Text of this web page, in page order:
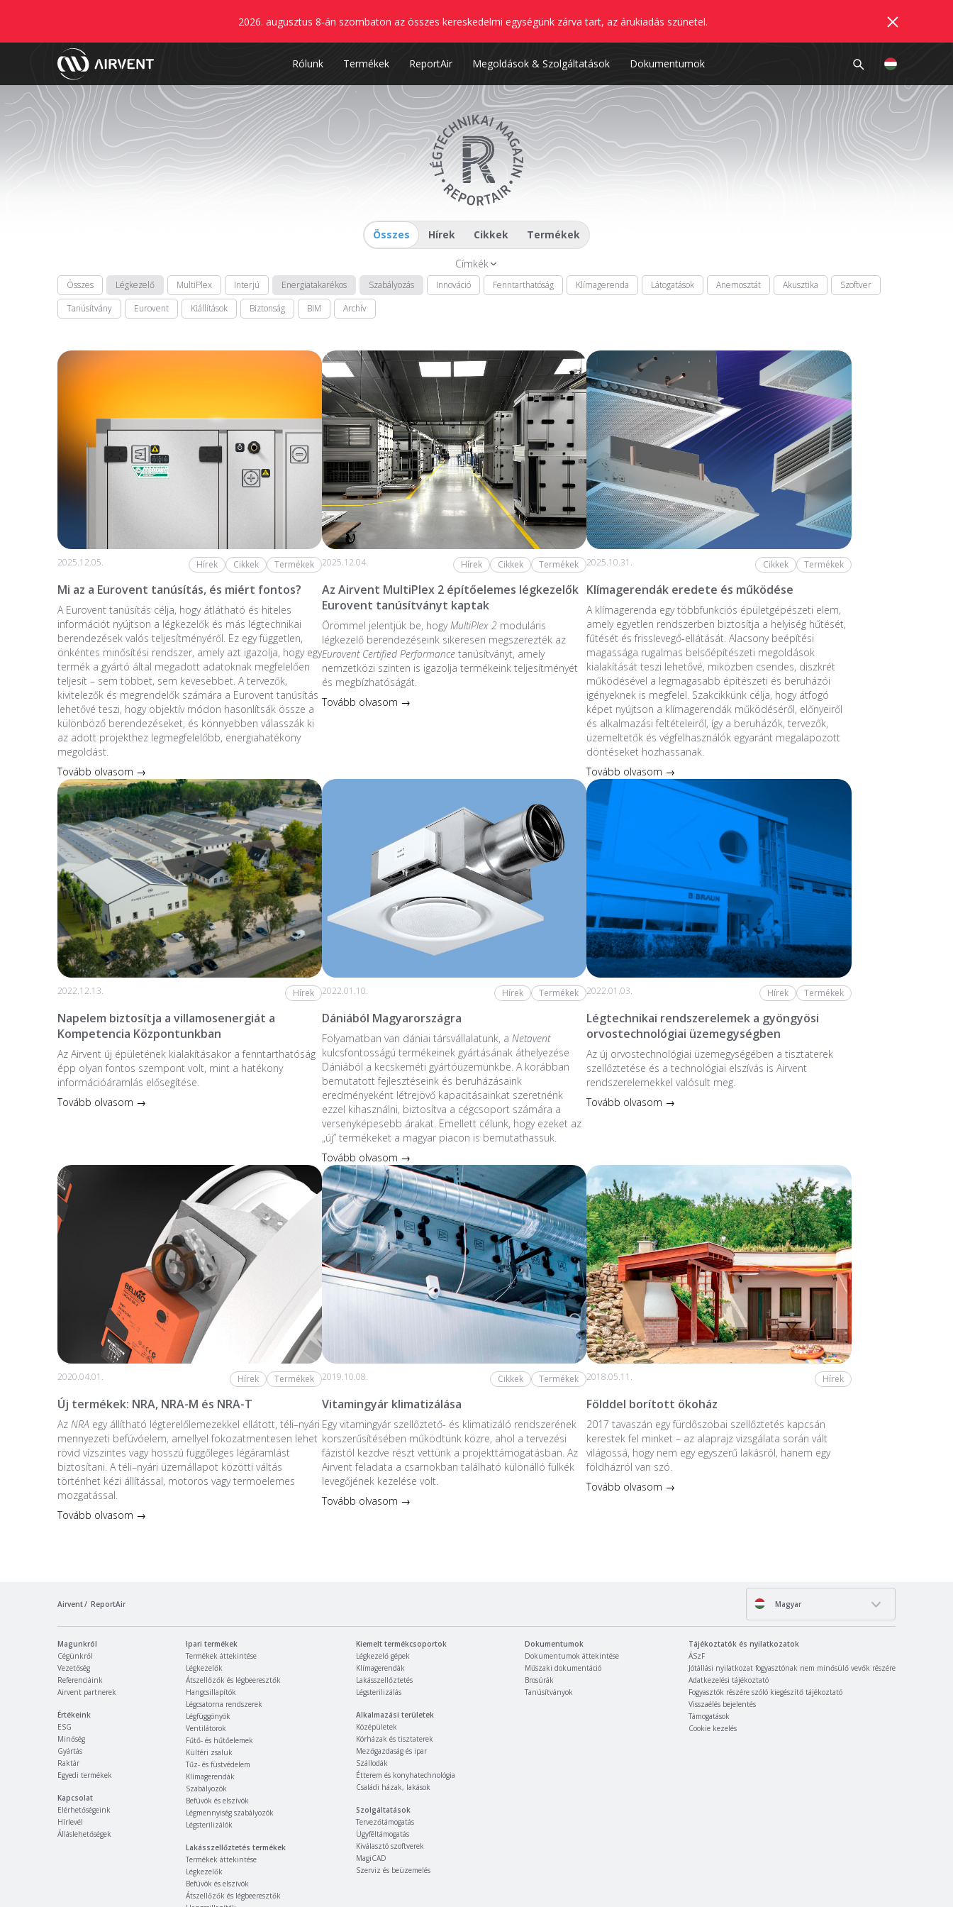
2026. augusztus 8-án szombaton az összes kereskedelmi egységünk zárva tart, az árukiadás szünetel.
Rólunk Termékek ReportAir Megoldások & Szolgáltatások Dokumentumok
Összes Hírek Cikkek Termékek
Címkék
Összes Légkezelő MultiPlex Interjú Energiatakarékos Szabályozás Innováció Fenntarthatóság Klímagerenda Látogatások Anemosztát Akusztika
Szoftver
Tanúsítvány
Eurovent Kiállítások Biztonság BIM Archív
2025.12.05. Hírek Cikkek Termékek
Mi az a Eurovent tanúsítás, és miért fontos?
A Eurovent tanúsítás célja, hogy átlátható és hiteles
információt nyújtson a légkezelők és más légtechnikai
berendezések valós teljesítményéről. Ez egy független,
önkéntes minősítési rendszer, amely azt igazolja, hogy egy
termék a gyártó által megadott adatoknak megfelelően
teljesít – sem többet, sem kevesebbet. A tervezők,
kivitelezők és megrendelők számára a Eurovent tanúsítás
lehetővé teszi, hogy objektív módon hasonlítsák össze a
különböző berendezéseket, és könnyebben válasszák ki
az adott projekthez legmegfelelőbb, energiahatékony
megoldást.
Tovább olvasom →
2025.12.04. Hírek Cikkek Termékek
Az Airvent MultiPlex 2 építőelemes légkezelők
Eurovent tanúsítványt kaptak
Örömmel jelentjük be, hogyMultiPlex 2moduláris
légkezelő berendezéseink sikeresen megszerezték az
Eurovent Certified Performancetanúsítványt, amely
nemzetközi szinten is igazolja termékeink teljesítményét
és megbízhatóságát.
Tovább olvasom →
2025.10.31. Cikkek Termékek
Klímagerendák eredete és működése
A klímagerenda egy többfunkciós épületgépészeti elem,
amely egyetlen rendszerben biztosítja a helyiség hűtését,
fűtését és frisslevegő-ellátását. Alacsony beépítési
magassága rugalmas belsőépítészeti megoldások
kialakítását teszi lehetővé, miközben csendes, diszkrét
működésével a legmagasabb építészeti és beruházói
igényeknek is megfelel. Szakcikkünk célja, hogy átfogó
képet nyújtson a klímagerendák működéséről, előnyeiről
és alkalmazási feltételeiről, így a beruházók, tervezők,
üzemeltetők és végfelhasználók egyaránt megalapozott
döntéseket hozhassanak.
Tovább olvasom →
2022.12.13. Hírek
Napelem biztosítja a villamosenergiát a
Kompetencia Központunkban
Az Airvent új épületének kialakításakor a fenntarthatóság
épp olyan fontos szempont volt, mint a hatékony
információáramlás elősegítése.
Tovább olvasom →
2022.01.10. Hírek Termékek
Dániából Magyarországra
Folyamatban van dániai társvállalatunk, a Netavent
kulcsfontosságú termékeinek gyártásának áthelyezése
Dániából a kecskeméti gyártóüzemünkbe. A korábban
bemutatott fejlesztéseink és beruházásaink
eredményeként létrejövő kapacitásainkat szeretnénk
ezzel kihasználni, biztosítva a cégcsoport számára a
versenyképesebb árakat. Emellett célunk, hogy ezeket az
„új” termékeket a magyar piacon is bemutathassuk.
Tovább olvasom →
2022.01.03. Hírek Termékek
Légtechnikai rendszerelemek a gyöngyösi
orvostechnológiai üzemegységben
Az új orvostechnológiai üzem­egységében a tiszta­terek
szellőztetése és a technológiai elszívás is Airvent
rendszerelemekkel valósult meg.
Tovább olvasom →
2020.04.01. Hírek Termékek
Új termékek: NRA, NRA-M és NRA-T
Az NRA egy állítható légterelőlemezekkel ellátott, téli–nyári
mennyezeti befúvóelem, amellyel fokozatmentesen lehet
rövid vízszintes vagy hosszú függőleges légáramlást
biztosítani. A téli–nyári üzemállapot közötti váltás
történhet kézi állítással, motoros vagy termoelemes
mozgatással.
Tovább olvasom →
2019.10.08. Cikkek Termékek
Vitamingyár klimatizálása
Egy vitamingyár szellőztető- és klimatizáló rendszerének
korszerűsítésében működtünk közre, ahol a tervezési
fázistól kezdve részt vettünk a projekttámogatásban. Az
Airvent feladata a csarnokban található különálló fülkék
levegőjének kezelése volt.
Tovább olvasom →
2018.05.11. Hírek
Földdel borított ökoház
2017 tavaszán egy fürdőszobai szellőztetés kapcsán
kerestek fel minket – az alaprajz vizsgálata során vált
világossá, hogy nem egy egyszerű lakásról, hanem egy
földházról van szó.
Tovább olvasom →
Airvent ReportAir Magyar
Magunkról
Cégünkről
Vezetőség
Referenciáink
Airvent partnerek
Értékeink
ESG
Minőség
Gyártás
Raktár
Egyedi termékek
Kapcsolat
Elérhetőségeink
Hírlevél
Álláslehetőségek
Ipari termékek
Termékek áttekintése
Légkezelők
Átszellőzők és légbeeresztők
Hangcsillapítók
Légcsatorna rendszerek
Légfüggönyök
Ventilátorok
Fűtő- és hűtőelemek
Kültéri zsaluk
Tűz- és füstvédelem
Klímagerendák
Szabályozók
Befúvók és elszívók
Légmennyiség szabályozók
Légsterilizálók
Lakásszellőztetés termékek
Termékek áttekintése
Légkezelők
Befúvók és elszívók
Átszellőzők és légbeeresztők
Kiemelt termékcsoportok
Légkezelő gépek
Klímagerendák
Lakásszellőztetés
Légsterilizálás
Alkalmazási területek
Középületek
Kórházak és tisztaterek
Mezőgazdaság és ipar
Szállodák
Étterem és konyhatechnológia
Családi házak, lakások
Szolgáltatások
Tervezőtámogatás
Ügyféltámogatás
Kiválasztó szoftverek
MagiCAD
Szerviz és beüzemelés
Dokumentumok
Dokumentumok áttekintése
Műszaki dokumentáció
Brosúrák
Tanúsítványok
Tájékoztatók és nyilatkozatok
ÁSzF
Jótállási nyilatkozat fogyasztónak nem minősülő vevők részére
Adatkezelési tájékoztató
Fogyasztók részére szóló kiegészítő tájékoztató
Visszaélés bejelentés
Támogatások
Cookie kezelés